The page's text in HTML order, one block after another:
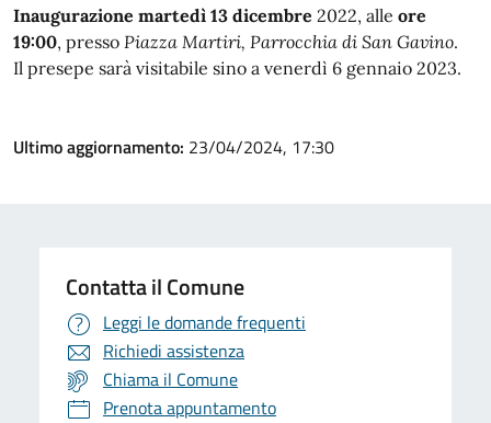
Inaugurazione martedì 13 dicembre 2022, alle ore
19:00, presso Piazza Martiri, Parrocchia di San Gavino.
Il presepe sarà visitabile sino a venerdì 6 gennaio 2023.
Ultimo aggiornamento: 23/04/2024, 17:30
Contatta il Comune
Leggi le domande frequenti
Richiedi assistenza
Chiama il Comune
Prenota appuntamento